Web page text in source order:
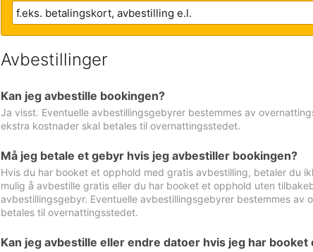
Avbestillinger
Kan jeg avbestille bookingen?
Ja visst. Eventuelle avbestillingsgebyrer bestemmes av
ekstra kostnader skal betales til overnattingsstedet.
Må jeg betale et gebyr hvis jeg avbestiller bookingen?
Hvis du har booket et opphold med gratis avbestilling, betaler du
mulig å avbestille gratis eller du har booket et opphold uten
avbestillingsgebyr. Eventuelle avbestillingsgebyrer bestemmes av
betales til overnattingsstedet.
Kan jeg avbestille eller endre datoer hvis jeg har